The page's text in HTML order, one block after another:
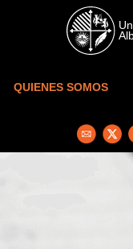
Skip to main content
QUIENES SOMOS